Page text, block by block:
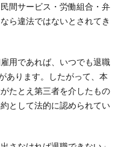
間サービス・労働組合・弁
ら違法ではないとされてき
用であれば、いつでも退職
あります。したがって、本
たとえ第三者を介したもの
として法的に認められてい